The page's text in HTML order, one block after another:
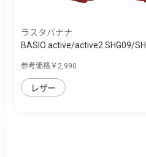
ラスタバナナ
BASIO active/active2 SHG09/
参考価格￥2,990
レザー